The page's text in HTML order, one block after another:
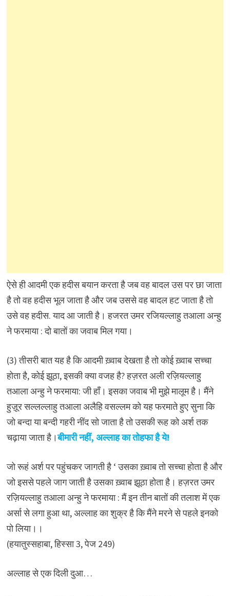
ऐसे ही आदमी एक हदीस बयान करता है जब वह बादल उस पर छा जाता
है तो वह हदीस भूल जाता है और जब उससे वह बादल हट जाता है तो
उसे वह हदीस. याद आ जाती है। हजरत उमर रजियल्लाहु तआला अन्हु
ने फरमाया : दो बातों का जवाब मिल गया।
(3) तीसरी बात यह है कि आदमी ख़्वाब देखता है तो कोई ख़्वाब सच्चा
होता है, कोई झूठा, इसकी क्या वजह है? हज़रत अली रज़ियल्लाहु
तआला अन्हु ने फरमाया: जी हाँ। इसका जवाब भी मुझे मालूम है। मैंने
हुज़ूर सल्लल्लाहु तआला अलैहि वसल्लम को यह फरमाते हुए सुना कि
जो बन्दा या बन्दी गहरी नींद सो जाता है तो उसकी रूह को अर्श तक
चढ़ाया जाता है।बीमारी नहीं, अल्लाह का तोहफा है ये!
जो रूहं अर्श पर पहुंचकर जागती है ‘ उसका ख़्वाब तो सच्चा होता है और
जो इससे पहले जाग जाती है उसका ख़्वाब झूठा होता है। हज़रत उमर
रज़ियल्लाहु तआला अन्हु ने फरमाया : मैं इन तीन बातों की तलाश में एक
अर्सा से लगा हुआ था, अल्लाह का शुक्र है कि मैंने मरने से पहले इनको
पो लिया।।
(हयातुस्सहाबा, हिस्सा 3, पेज 249)
अल्लाह से एक दिली दुआ…